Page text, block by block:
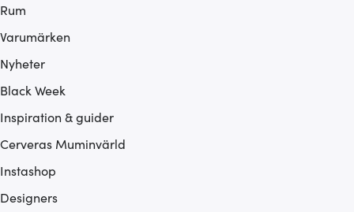
Rum
Varumärken
Nyheter
Black Week
Inspiration & guider
Cerveras Muminvärld
Instashop
Designers